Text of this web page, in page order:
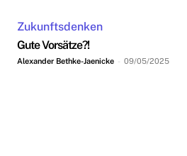
Zukunftsdenken
Gute Vorsätze?!
Alexander Bethke-Jaenicke - 09/05/2025